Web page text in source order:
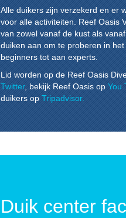
Alle duikers zijn verzekerd en er
voor alle activiteiten. Reef Oasis
van zowel vanaf de kust als
duiken aan om te proberen in
beginners tot aan experts.
Lid worden op de Reef Oasis
Twitter, bekijk Reef Oasis op You
duikers opTripadvisor.
Duik center